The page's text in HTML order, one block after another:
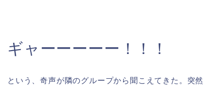
ギャーーーーー！！！
という、奇声が隣のグループから聞こえてきた。突然